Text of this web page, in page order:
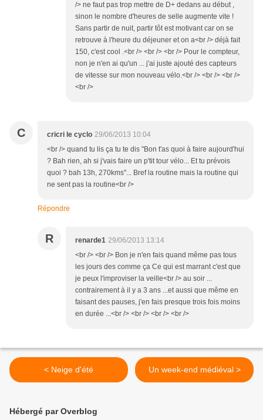
/> ne faut pas trop mettre de D+ dedans au début ,
sinon le nombre d'heures de selle augmente vite !
Sans partir de nuit, partir tôt est motivant car on se
retrouve à l'heure du déjeuner et on a<br /> déjà fait
150, c'est cool .<br /> <br /> <br /> Pour le compteur,
non je n'en ai qu'un ... j'ai juste ajouté des capteurs
de vitesse sur mon nouveau vélo.<br /> <br /> <br />
<br />
C cricri le cyclo 29/06/2013 10:04
<br /> quand tu lis ça tu te dis "Bon t'as quoi à faire aujourd'hui
? Bah rien, ah si j'vais faire un p'tit tour vélo... Et tu prévois
quoi ? bah 13h, 270kms"... Bref la routine mais la routine qui
ne sent pas la routine<br />
Répondre
R renarde1 29/06/2013 13:14
<br /> <br /> Bon je n'en fais quand même pas tous
les jours des comme ça Ce qui est marrant c'est que
je peux l'improviser la veille<br /> au soir ...
contrairement à il y a 3 ans ...et aussi que même en
faisant des pauses, j'en fais presque trois fois moins
en durée ...<br /> <br /> <br /> <br />
< Neige d'été Un week-end médiéval >
Hébergé par Overblog